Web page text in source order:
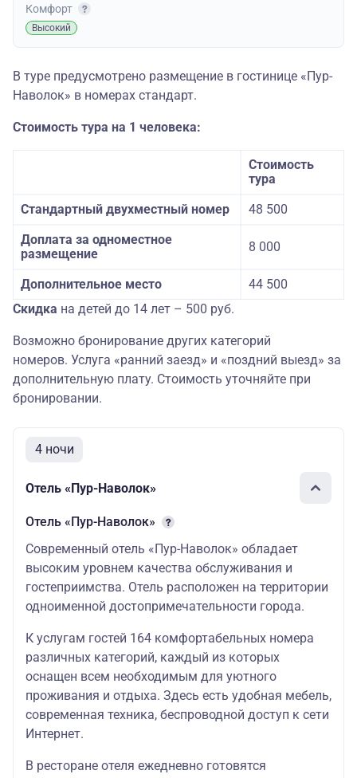
Комфорт
Высокий
В туре предусмотрено размещение в гостинице «Пур-
Наволок» в номерах стандарт.
Стоимость тура на 1 человека:
Стоимость
тура
Стандартный двухместный номер
48 500
Доплата за одноместное
размещение
8 000
Дополнительное место
44 500
Скидка на детей до 14 лет – 500 руб.
Возможно бронирование других категорий
номеров. Услуга «ранний заезд» и «поздний выезд» за
дополнительную плату. Стоимость уточняйте при
бронировании.
4 ночи
Отель «Пур-Наволок»
Отель «Пур-Наволок»
Современный отель «Пур-Наволок» обладает
высоким уровнем качества обслуживания и
гостеприимства. Отель расположен на территории
одноименной достопримечательности города.
К услугам гостей 164 комфортабельных номера
различных категорий, каждый из которых
оснащен всем необходимым для уютного
проживания и отдыха. Здесь есть удобная мебель,
современная техника, беспроводной доступ к сети
Интернет.
В ресторане отеля ежедневно готовятся